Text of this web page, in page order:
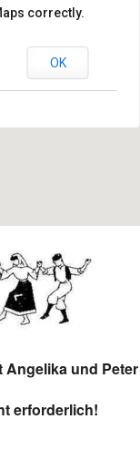
correctly.
OK
Angelika und Peter
erforderlich!